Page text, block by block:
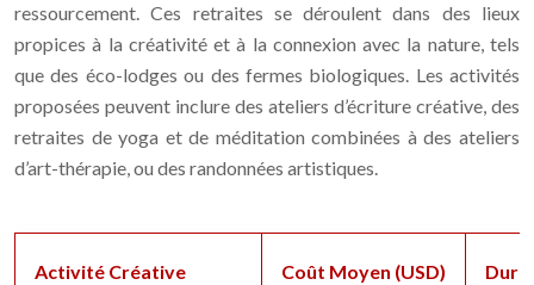
ressourcement. Ces retraites se déroulent dans des lieux
propices à la créativité et à la connexion avec la nature, tels
que des éco-lodges ou des fermes biologiques. Les activités
proposées peuvent inclure des ateliers d’écriture créative, des
retraites de yoga et de méditation combinées à des ateliers
d’art-thérapie, ou des randonnées artistiques.
Activité Créative Coût Moyen (USD)